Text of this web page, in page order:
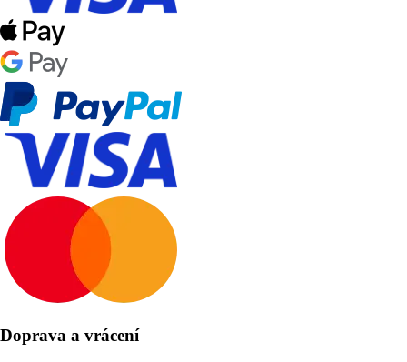
Doprava a vrácení